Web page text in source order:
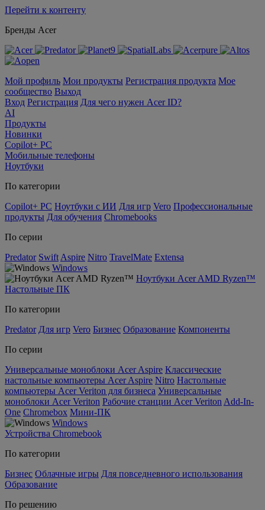
Перейти к контенту
Бренды Acer
Мой профиль Мои продукты Регистрация продукта Мое
сообщество Выход
Вход Регистрация Для чего нужен Acer ID?
AI
Продукты
Новинки
Copilot+ PC
Мобильные телефоны
Ноутбуки
По категории
Copilot+ PC Ноутбуки с ИИ Для игр Vero Профессиональные
продукты Для обучения Chromebooks
По серии
Predator Swift Aspire Nitro TravelMate Extensa
Windows
Ноутбуки Acer AMD Ryzen™
Настольные ПК
По категории
Predator Для игр Vero Бизнес Образование Компоненты
По серии
Универсальные моноблоки Acer Aspire Классические
настольные компьютеры Acer Aspire Nitro Настольные
компьютеры Acer Veriton для бизнеса Универсальные
моноблоки Acer Veriton Рабочие станции Acer Veriton Add-In-
One Chromebox Мини-ПК
Windows
Устройства Chromebook
По категории
Бизнес Облачные игры Для повседневного использования
Образование
По решению